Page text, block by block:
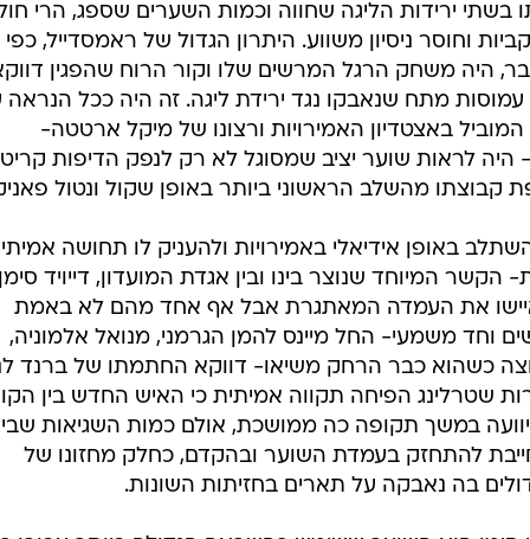
בשתי ירידות הליגה שחווה וכמות השערים שספג, הרי
וחוסר ניסיון משווע. היתרון הגדול של ראמסדייל, כפי
היה משחק הרגל המרשים שלו וקור הרוח שהפגין
מתח שנאבקו נגד ירידת ליגה. זה היה ככל
באצטדיון האמירויות ורצונו של מיקל ארטטה-
היה לראות שוער יציב שמסוגל לא רק לנפק הדיפות
קבוצתו מהשלב הראשוני ביותר באופן שקול ונטול
באופן אידיאלי באמירויות ולהעניק לו תחושה
המיוחד שנוצר בינו ובין אגדת המועדון, דייויד
איישו את העמדה המאתגרת אבל אף אחד מהם לא באמת
וחד משמעי- החל מיינס להמן הגרמני, מנואל אלמוניה,
כשהוא כבר הרחק משיאו- דווקא החתמתו של ברנד
תמורת 22 מיליון לירות שטרלינג הפיחה תקווה אמיתית כי האיש החדש בין
במשך תקופה כה ממושכת, אולם כמות השגיאות
להתחזק בעמדת השוער ובהקדם, כחלק מחזונו של
בה נאבקה על תארים בחזיתות השונות.